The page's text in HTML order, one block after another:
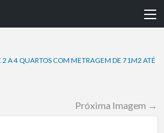
2 A 4 QUARTOS COM METRAGEM DE 71M2 ATÉ
Próxima Imagem →